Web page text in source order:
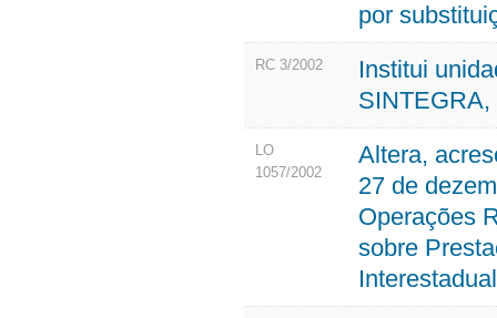
por
RC 3/2002
Institui
LO
1057/2002
Altera,
27 de
Operações
sobre